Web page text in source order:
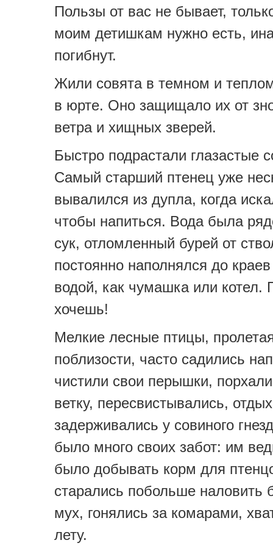
Пользы от вас не бывает,
моим детишкам нужно есть,
погибнут.
Жили совята в темном и
в юрте. Оно защищало их от
ветра и хищных зверей.
Быстро подрастали глазастые
Самый старший птенец уже
вывалился из дупла, когда
чтобы напиться. Вода была
сук, отломленный бурей от
постоянно наполнялся до
водой, как чумашка или котел.
хочешь!
Мелкие лесные птицы,
поблизости, часто садились
чистили свои перышки,
ветку, пересвистывались,
задерживались у совиного
было много своих забот: им
было добывать корм для
старались побольше наловить
мух, гонялись за комарами,
лету.